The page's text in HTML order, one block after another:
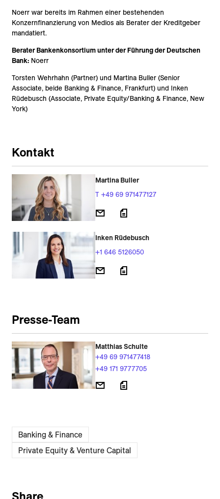
Noerr war bereits im Rahmen einer bestehenden
Konzernfinanzierung von Medios als Berater der Kreditgeber
mandatiert.
Berater Bankenkonsortium unter der Führung der Deutschen
Bank: Noerr
Torsten Wehrhahn (Partner) und Martina Buller (Senior
Associate, beide Banking & Finance, Frankfurt) und Inken
Rüdebusch (Associate, Private Equity/Banking & Finance, New
York)
Kontakt
Martina Buller
T +49 69 971477127
Inken Rüdebusch
+1 646 5126050
Presse-Team
Matthias Schulte
+49 69 971477418
+49 171 9777705
Banking & Finance
Private Equity & Venture Capital